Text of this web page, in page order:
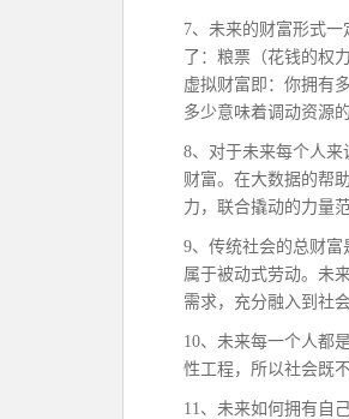
7、未来的财富形式
了：粮票（花钱的
虚拟财富即：你拥有
多少意味着调动资源的
8、对于未来每个人
财富。在大数据的帮
力，联合撬动的力量
9、传统社会的总财富
属于被动式劳动。未
需求，充分融入到社
10、未来每一个人都
性工程，所以社会既
11、未来如何拥有